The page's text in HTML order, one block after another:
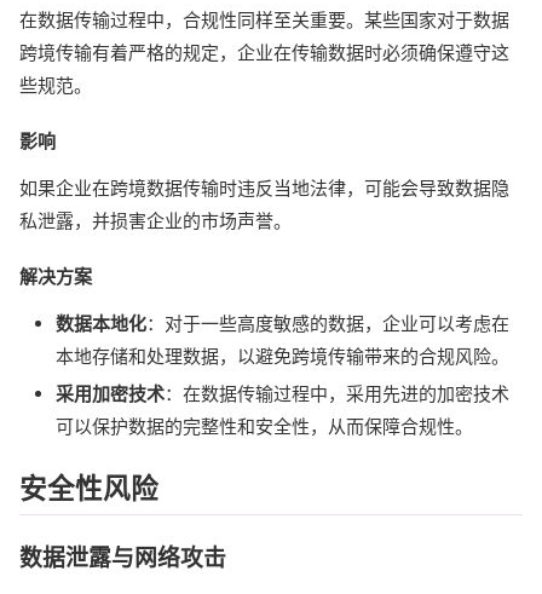
在数据传输过程中，合规性同样至关重要。某些国家对于数据
跨境传输有着严格的规定，企业在传输数据时必须确保遵守这
些规范。
影响
如果企业在跨境数据传输时违反当地法律，可能会导致数据隐
私泄露，并损害企业的市场声誉。
解决方案
数据本地化：对于一些高度敏感的数据，企业可以考虑在
本地存储和处理数据，以避免跨境传输带来的合规风险。
采用加密技术：在数据传输过程中，采用先进的加密技术
可以保护数据的完整性和安全性，从而保障合规性。
安全性风险
数据泄露与网络攻击